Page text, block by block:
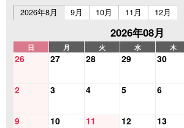
2026年8月
9月 10月 11月 12月
2026年08月
日 月 火 水 木
26 27 28 29 30
2 3 4 5 6
9 10 11 12 13